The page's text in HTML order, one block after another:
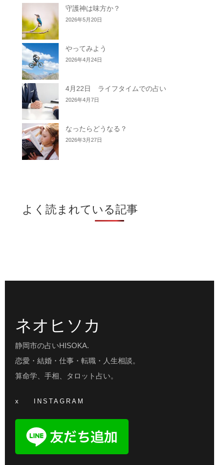
守護神は味方か？
2026年5月20日
やってみよう
2026年4月24日
4月22日 ライフタイムでの占い
2026年4月7日
なったらどうなる？
2026年3月27日
よく読まれている記事
ネオヒソカ
静岡市の占いHISOKA.
恋愛・結婚・仕事・転職・人生相談。
算命学、手相、タロット占い。
x INSTAGRAM